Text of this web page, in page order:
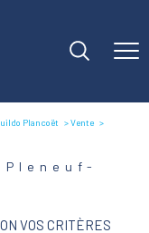
Plancoët
Vente
VOS CRITÈRES